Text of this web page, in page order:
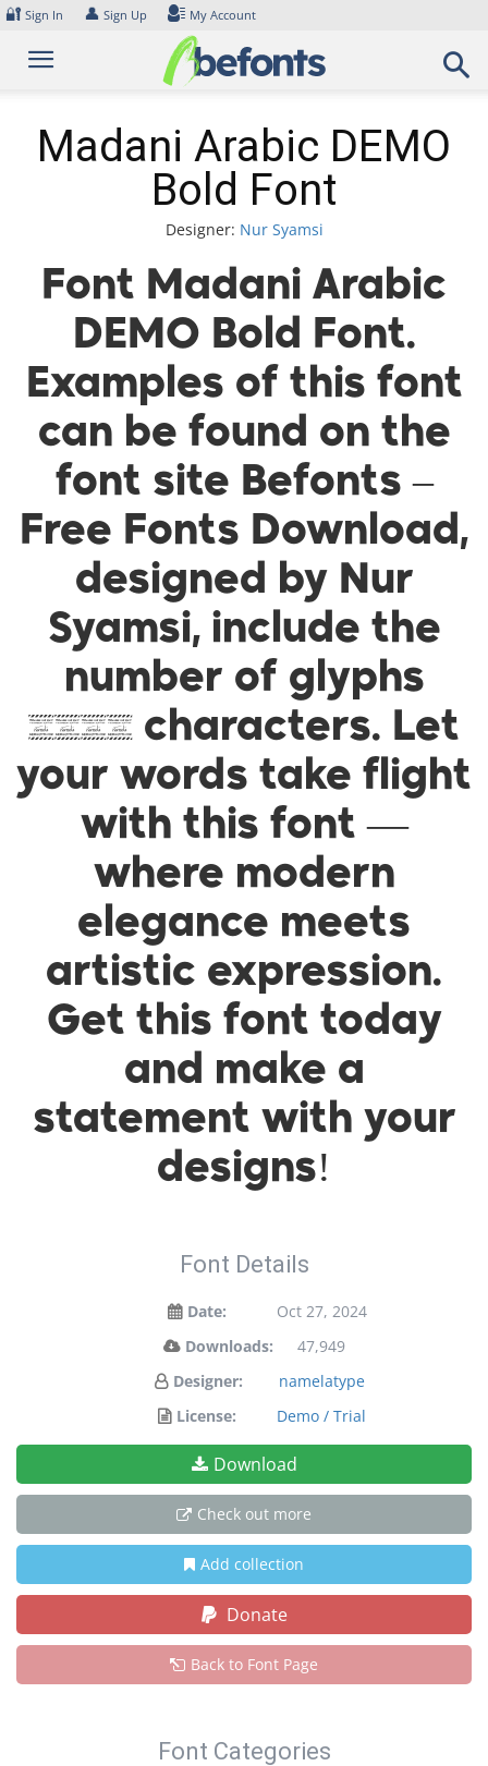
Skip
content
🔐 Sign In 👤 Sign Up My Account
Madani Arabic DEMO
Bold Font
Designer: Nur Syamsi
Font Madani Arabic
DEMO Bold Font.
Examples of this font
can be found on the
font site Befonts –
Free Fonts Download,
designed by Nur
Syamsi, include the
number of glyphs
1195 characters. Let
your words take flight
with this font —
where modern
elegance meets
artistic expression.
Get this font today
and make a
statement with your
designs!
Font Details
Date:
Oct 27, 2024
Downloads:
47,949
Designer:
namelatype
License:
Demo / Trial
Download
Check out more
Add collection
Donate
Back to Font Page
Font Categories